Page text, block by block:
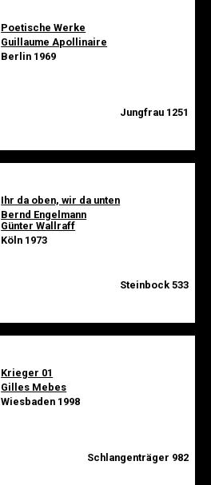
Poetische Werke
Guillaume Apollinaire
Berlin 1969
Jungfrau 1251
Ihr da oben, wir da unten
Bernd Engelmann
Günter Wallraff
Köln 1973
Steinbock 533
Krieger 01
Gilles Mebes
Wiesbaden 1998
Schlangenträger 982